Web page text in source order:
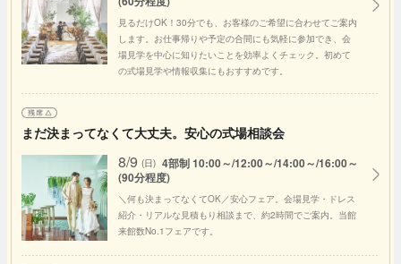
見るだけOK！30分でも、お客様のご希望に合わせてご案内
します。お仕事帰りや予定の合間にも気軽に参加でき、会
場見学を中心に知りたいことを効率よくチェック。初めて
の式場見学や情報収集にもおすすめです。
まだ決まってなくて大丈夫。安心の式場相談会
8/9 (日) 4部制 10:00～/12:00～/14:00～/16:00～
(90分程度)
＼何も決まってなくてOK／安心フェア。会場見学・ドレス
紹介・リアルな見積もり相談まで、約2時間でご案内。当館
来館数No.1フェアです。